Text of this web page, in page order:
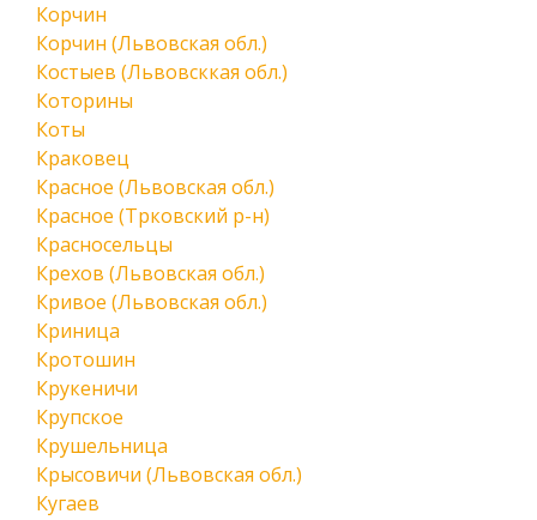
Корчин
Корчин (Львовская обл.)
Костыев (Львовсккая обл.)
Которины
Коты
Краковец
Красное (Львовская обл.)
Красное (Трковский р-н)
Красносельцы
Крехов (Львовская обл.)
Кривое (Львовская обл.)
Криница
Кротошин
Крукеничи
Крупское
Крушельница
Крысовичи (Львовская обл.)
Кугаев